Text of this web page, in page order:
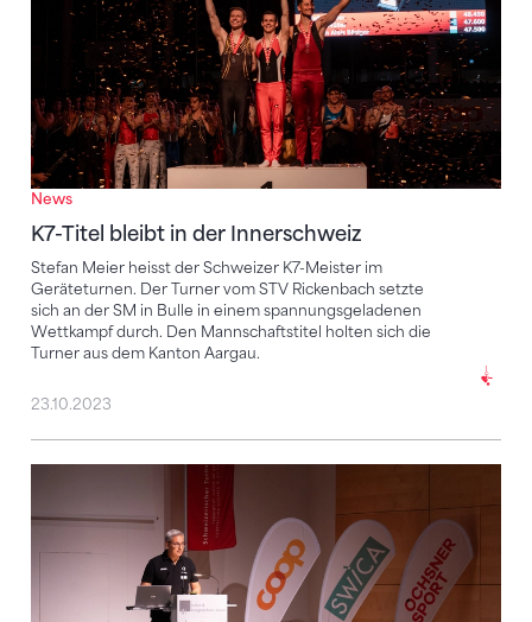
News
K7-Titel bleibt in der Innerschweiz
Stefan Meier heisst der Schweizer K7-Meister im
Geräteturnen. Der Turner vom STV Rickenbach setzte
sich an der SM in Bulle in einem spannungsgeladenen
Wettkampf durch. Den Mannschaftstitel holten sich die
Turner aus dem Kanton Aargau.
23.10.2023
Neue Strategie wird einhellig getragen